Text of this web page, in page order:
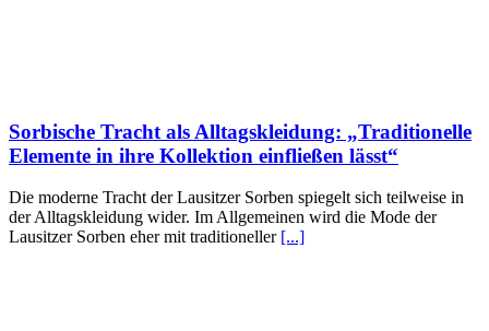
Sorbische Tracht als Alltagskleidung: „Traditionelle
Elemente in ihre Kollektion einfließen lässt“
Die moderne Tracht der Lausitzer Sorben spiegelt sich teilweise in
der Alltagskleidung wider. Im Allgemeinen wird die Mode der
Lausitzer Sorben eher mit traditioneller [...]